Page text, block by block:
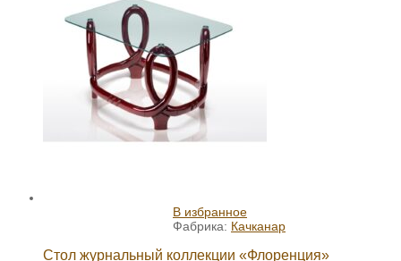
В избранное
Фабрика: Качканар
Стол журнальный коллекции «Флоренция»